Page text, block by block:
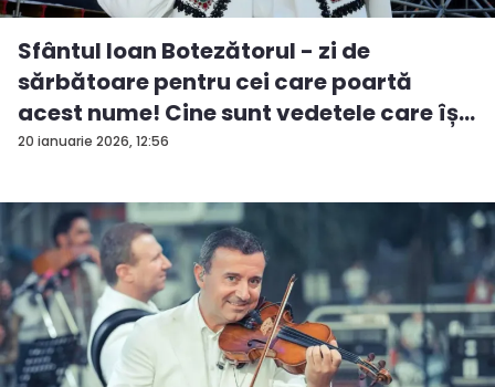
20 ianuarie 2026, 12:56
Sfântul Ioan Botezătorul - zi de
sărbătoare pentru cei care poartă
acest nume! Cine sunt vedetele care îș...